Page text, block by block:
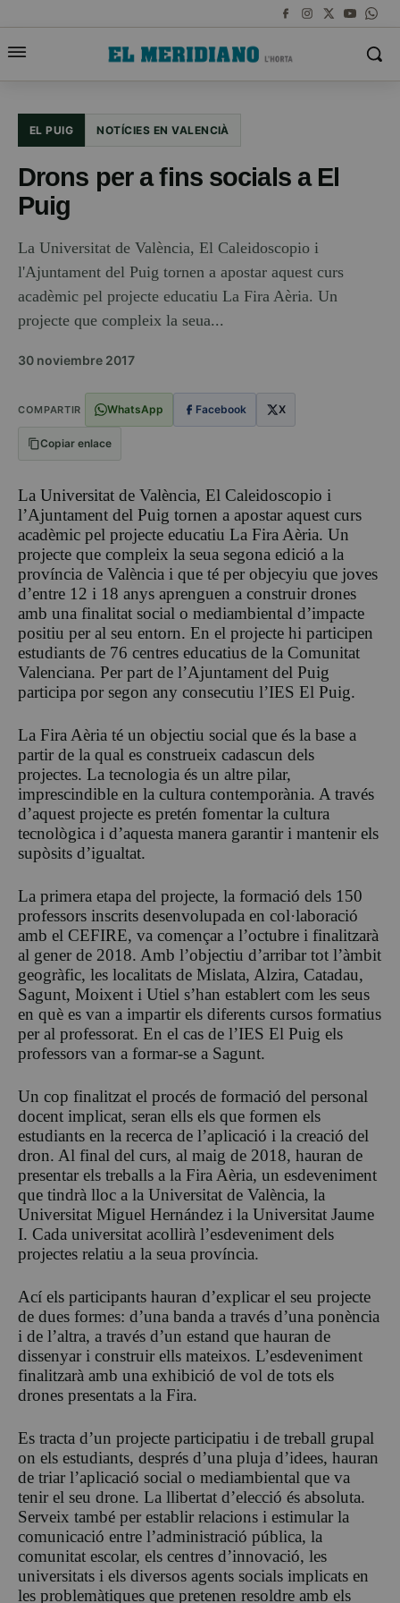
EL PUIG NOTÍCIES EN VALENCIÀ
Drons per a fins socials a El
Puig
La Universitat de València, El Caleidoscopio i
l'Ajuntament del Puig tornen a apostar aquest curs
acadèmic pel projecte educatiu La Fira Aèria. Un
projecte que compleix la seua...
30 noviembre 2017
COMPARTIR WhatsApp Facebook X
Copiar enlace
La Universitat de València, El Caleidoscopio i
l’Ajuntament del Puig tornen a apostar aquest curs
acadèmic pel projecte educatiu La Fira Aèria. Un
projecte que compleix la seua segona edició a la
província de València i que té per objecyiu que joves
d’entre 12 i 18 anys aprenguen a construir drones
amb una finalitat social o mediambiental d’impacte
positiu per al seu entorn. En el projecte hi participen
estudiants de 76 centres educatius de la Comunitat
Valenciana. Per part de l’Ajuntament del Puig
participa por segon any consecutiu l’IES El Puig.
La Fira Aèria té un objectiu social que és la base a
partir de la qual es construeix cadascun dels
projectes. La tecnologia és un altre pilar,
imprescindible en la cultura contemporània. A través
d’aquest projecte es pretén fomentar la cultura
tecnològica i d’aquesta manera garantir i mantenir els
supòsits d’igualtat.
La primera etapa del projecte, la formació dels 150
professors inscrits desenvolupada en col·laboració
amb el CEFIRE, va començar a l’octubre i finalitzarà
al gener de 2018. Amb l’objectiu d’arribar tot l’àmbit
geogràfic, les localitats de Mislata, Alzira, Catadau,
Sagunt, Moixent i Utiel s’han establert com les seus
en què es van a impartir els diferents cursos formatius
per al professorat. En el cas de l’IES El Puig els
professors van a formar-se a Sagunt.
Un cop finalitzat el procés de formació del personal
docent implicat, seran ells els que formen els
estudiants en la recerca de l’aplicació i la creació del
dron. Al final del curs, al maig de 2018, hauran de
presentar els treballs a la Fira Aèria, un esdeveniment
que tindrà lloc a la Universitat de València, la
Universitat Miguel Hernández i la Universitat Jaume
I. Cada universitat acollirà l’esdeveniment dels
projectes relatiu a la seua província.
Ací els participants hauran d’explicar el seu projecte
de dues formes: d’una banda a través d’una ponència
i de l’altra, a través d’un estand que hauran de
dissenyar i construir ells mateixos. L’esdeveniment
finalitzarà amb una exhibició de vol de tots els
drones presentats a la Fira.
Es tracta d’un projecte participatiu i de treball grupal
on els estudiants, després d’una pluja d’idees, hauran
de triar l’aplicació social o mediambiental que va
tenir el seu drone. La llibertat d’elecció és absoluta.
Serveix també per establir relacions i estimular la
comunicació entre l’administració pública, la
comunitat escolar, els centres d’innovació, les
universitats i els diversos agents socials implicats en
les problemàtiques que pretenen resoldre amb els